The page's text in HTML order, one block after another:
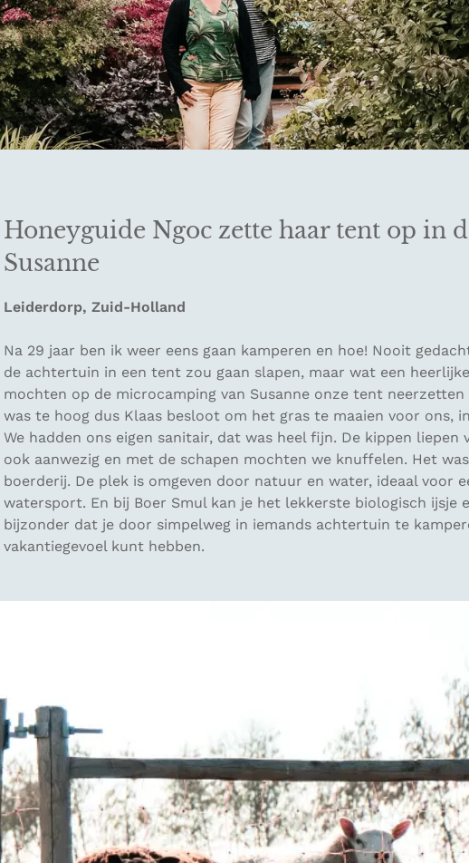
Honeyguide Ngoc zette haar tent op in
Susanne
Leiderdorp, Zuid-Holland
Na 29 jaar ben ik weer eens gaan kamperen en hoe! Nooit
de achtertuin in een tent zou gaan slapen, maar wat een
mochten op de microcamping van Susanne onze tent
was te hoog dus Klaas besloot om het gras te maaien voor ons,
We hadden ons eigen sanitair, dat was heel fijn. De kippen liepen
ook aanwezig en met de schapen mochten we knuffelen. Het
boerderij. De plek is omgeven door natuur en water, ideaal voor
watersport. En bij Boer Smul kan je het lekkerste biologisch ijsje
bijzonder dat je door simpelweg in iemands achtertuin te
vakantiegevoel kunt hebben.